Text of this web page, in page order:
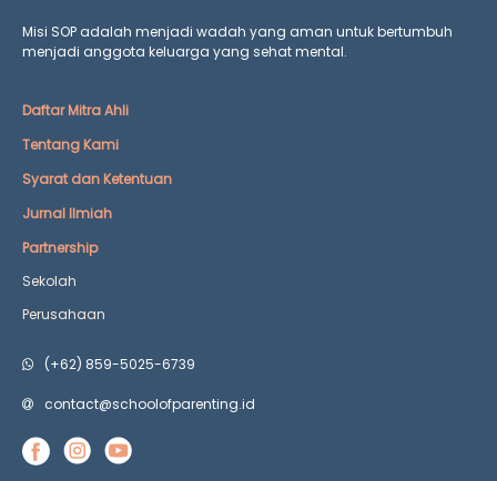
Misi SOP adalah menjadi wadah yang aman untuk bertumbuh
menjadi anggota keluarga yang sehat mental.
Daftar Mitra Ahli
Tentang Kami
Syarat dan Ketentuan
Jurnal Ilmiah
Partnership
Sekolah
Perusahaan
(+62) 859-5025-6739
contact@schoolofparenting.id